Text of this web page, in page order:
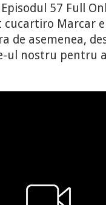
57 Full
Marcar
de asemenea,
ul nostru pentru